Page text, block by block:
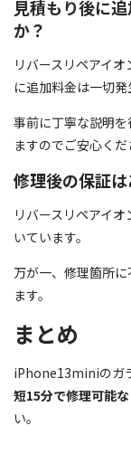
見積もり後に
か？
リバースリペアイ
に追加料金は一切発
事前に丁寧な説明
ますのでご安心くだ
修理後の保証
リバースリペアイ
いています。
万が一、修理箇所
ます。
まとめ
iPhone13miniのガ
短15分で修理可能
い。